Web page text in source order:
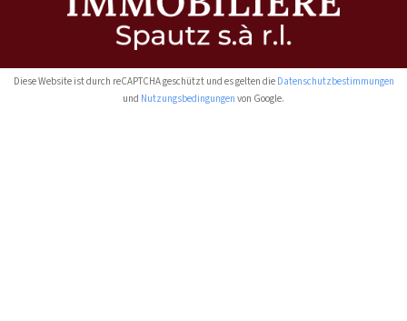
Diese Website ist durch reCAPTCHA geschützt und es gelten die Datenschutzbestimmungen
und Nutzungsbedingungen von Google.